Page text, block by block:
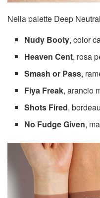
Nella palette Deep
Nudy Booty, color
Heaven Cent, rosa
Smash or Pass,
Fiya Freak, arancio
Shots Fired,
No Fudge Given,